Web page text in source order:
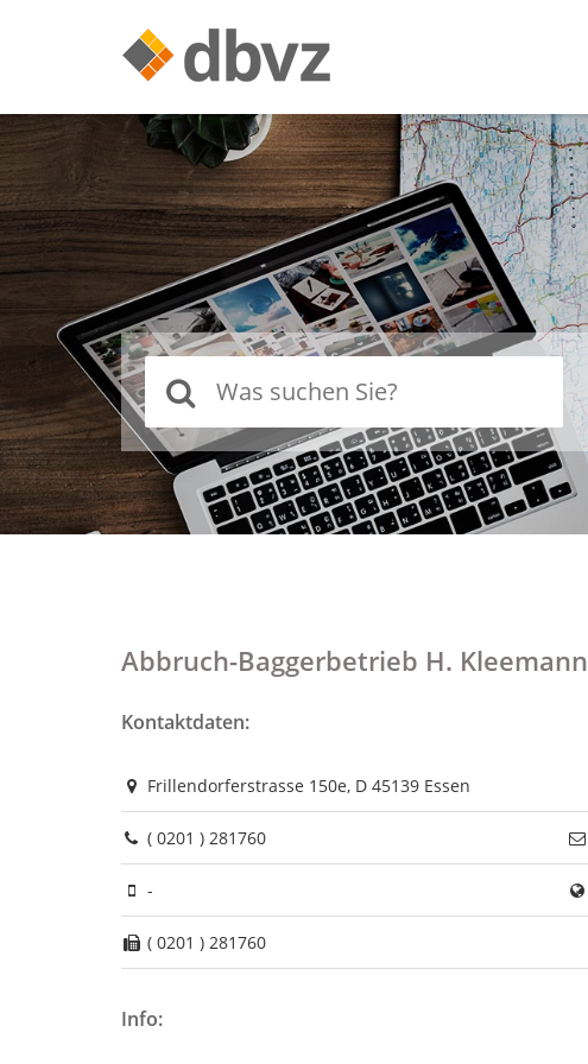
Abbruch-Baggerbetrieb H. Kleemann
Kontaktdaten:
Frillendorferstrasse 150e, D 45139 Essen
( 0201 ) 281760
-
( 0201 ) 281760
Info: